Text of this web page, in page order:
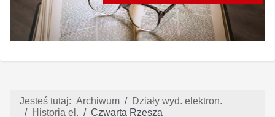
Jesteś tutaj: Archiwum
Działy wyd. elektron.
Historia el.
Czwarta Rzesza